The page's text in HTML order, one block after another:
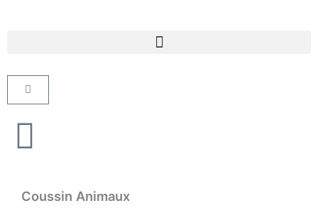
Panier
Coussin Animaux